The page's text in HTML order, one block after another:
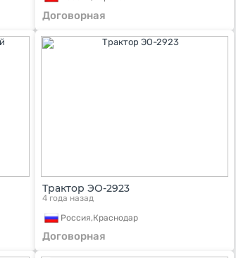
Договорная
Трактор ЭО-2923
4 года назад
Россия,Краснодар
Договорная